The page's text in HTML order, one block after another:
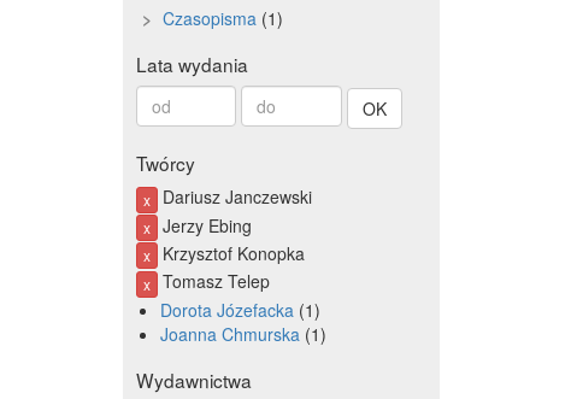
Czasopisma 1
Lata wydania
Od
roku
Do
roku
Twórcy
x Dariusz Janczewski
x Jerzy Ebing
x Krzysztof Konopka
x Tomasz Telep
Dorota Józefacka 1
Joanna Chmurska 1
Wydawnictwa